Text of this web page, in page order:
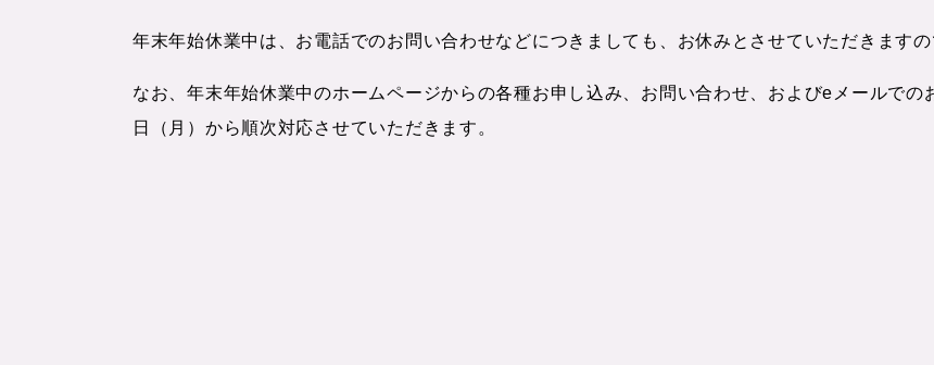
年末年始休業中は、お電話でのお問い合わせなどにつきましても、お休みとさせていただきますの
なお、年末年始休業中のホームページからの各種お申し込み、お問い合わせ、およびeメールで
日（月）から順次対応させていただきます。